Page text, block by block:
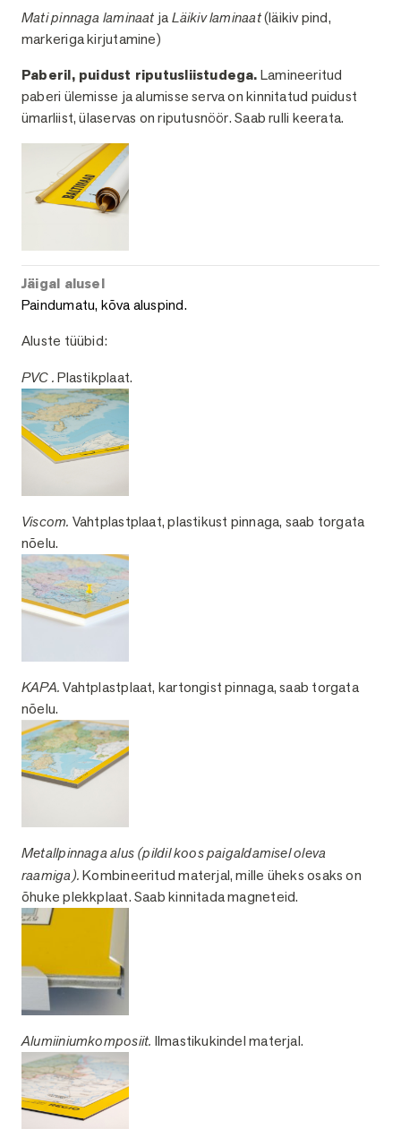
Mati pinnaga laminaat ja Läikiv laminaat(läikiv pind,
markeriga kirjutamine)
Paberil, puidust riputusliistudega.Lamineeritud
paberi ülemisse ja alumisse serva on kinnitatud puidust
ümarliist, ülaservas on riputusnöör. Saab rulli keerata.
Jäigal alusel
Paindumatu, kõva aluspind.
Aluste tüübid:
PVC .Plastikplaat.
Viscom. Vahtplastplaat, plastikust pinnaga, saab torgata
nõelu.
KAPA.Vahtplastplaat, kartongist pinnaga, saab torgata
nõelu.
Metallpinnaga alus (pildil koos paigaldamisel oleva
raamiga).Kombineeritud materjal, mille üheks osaks on
õhuke plekkplaat. Saab kinnitada magneteid.
Alumiiniumkomposiit. Ilmastikukindel materjal.